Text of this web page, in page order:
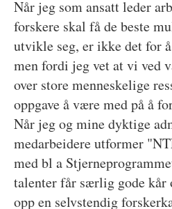
Når jeg som ansatt leder
forskere skal få de beste
utvikle seg, er ikke det for
men fordi jeg vet at vi ved
over store menneskelige
oppgave å være med på å
Når jeg og mine dyktige
medarbeidere utformer
med bl a
talenter får særlig gode kår
opp en selvstendig